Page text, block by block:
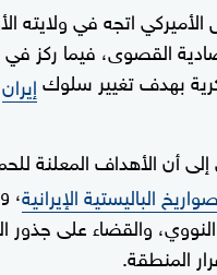
اتجه في ولايته
القصوى، فيما ركز في
بهدف تغيير سلوكإيران
أن الأهداف المعلنة
الباليستية الإيرانية،
والقضاء على جذور
المنطقة.